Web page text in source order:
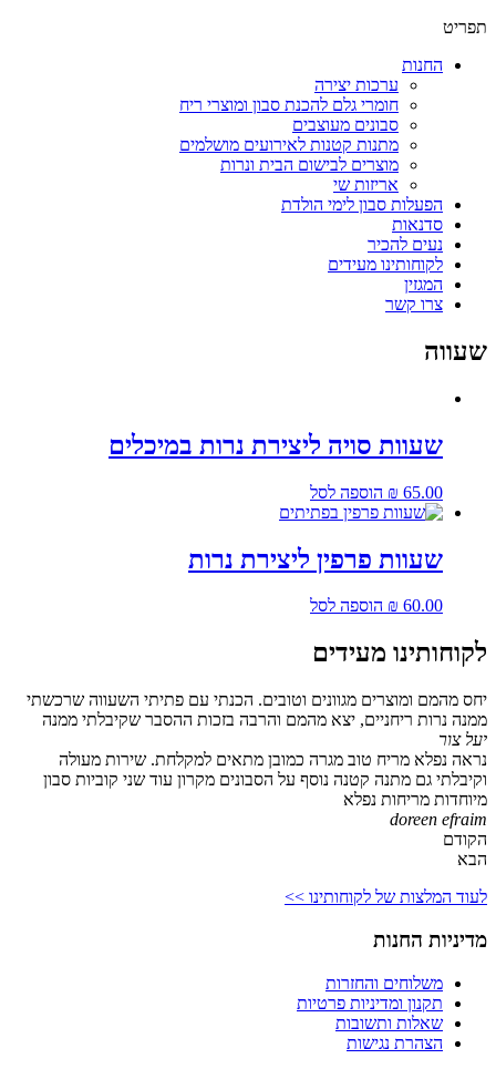
תפריט
החנות
ערכות יצירה
חומרי גלם להכנת סבון ומוצרי ריח
סבונים מעוצבים
מתנות קטנות לאירועים מושלמים
מוצרים לבישום הבית ונרות
אריזות שי
הפעלות סבון לימי הולדת
סדנאות
נעים להכיר
לקוחותינו מעידים
המגזין
צרו קשר
שעווה
שעוות סויה ליצירת נרות במיכלים
₪ 65.00 הוספה לסל
שעוות פרפין ליצירת נרות
₪ 60.00 הוספה לסל
לקוחותינו מעידים
יחס מהמם ומוצרים מגוונים וטובים. הכנתי עם פתיתי השעווה שרכשתי
ממנה נרות ריחניים, יצא מהמם והרבה בזכות ההסבר שקיבלתי ממנה
יעל צור
נראה נפלא מריח טוב מגרה כמובן מתאים למקלחת. שירות מעולה
וקיבלתי גם מתנה קטנה נוסף על הסבונים מקרון עוד שני קוביות סבון
מיוחדות מריחות נפלא
doreen efraim
הקודם
הבא
לעוד המלצות של לקוחותינו >>
מדיניות החנות
משלוחים והחזרות
תקנון ומדיניות פרטיות
שאלות ותשובות
הצהרת נגישות